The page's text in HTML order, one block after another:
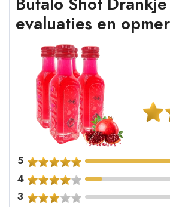
evaluaties en
5
4
3